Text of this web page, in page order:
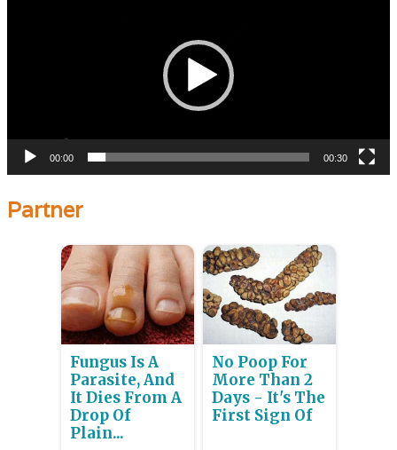
00:00 00:30
Partner
Fungus Is A
Parasite, And
It Dies From A
Drop Of
Plain...
No Poop For
More Than 2
Days - It's The
First Sign Of